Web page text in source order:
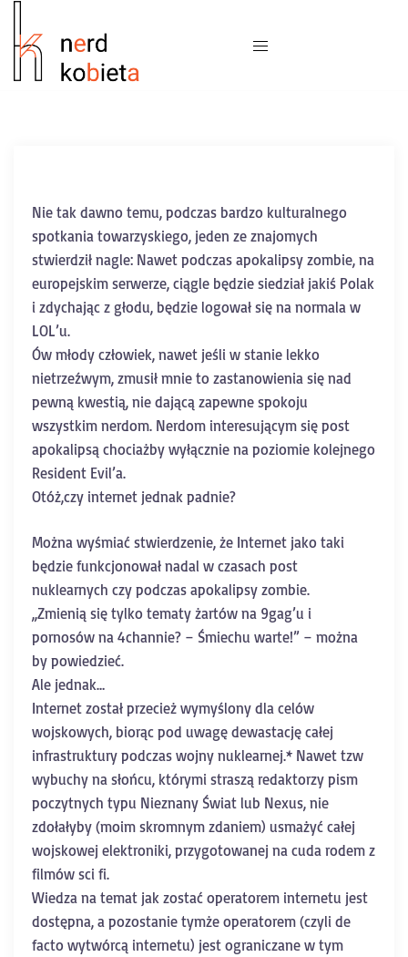
Nie tak dawno temu, podczas bardzo kulturalnego
spotkania towarzyskiego, jeden ze znajomych
stwierdził nagle: Nawet podczas apokalipsy zombie, na
europejskim serwerze, ciągle będzie siedział jakiś Polak
i zdychając z głodu, będzie logował się na normala w
LOL’u.
Ów młody człowiek, nawet jeśli w stanie lekko
nietrzeźwym, zmusił mnie to zastanowienia się nad
pewną kwestią, nie dającą zapewne spokoju
wszystkim nerdom. Nerdom interesującym się post
apokalipsą chociażby wyłącznie na poziomie kolejnego
Resident Evil’a.
Otóż,czy internet jednak padnie?
Można wyśmiać stwierdzenie, że Internet jako taki
będzie funkcjonował nadal w czasach post
nuklearnych czy podczas apokalipsy zombie.
,,Zmienią się tylko tematy żartów na 9gag’u i
pornosów na 4channie? – Śmiechu warte!” – można
by powiedzieć.
Ale jednak…
Internet został przecież wymyślony dla celów
wojskowych, biorąc pod uwagę dewastację całej
infrastruktury podczas wojny nuklearnej.* Nawet tzw
wybuchy na słońcu, którymi straszą redaktorzy pism
poczytnych typu Nieznany Świat lub Nexus, nie
zdołałyby (moim skromnym zdaniem) usmażyć całej
wojskowej elektroniki, przygotowanej na cuda rodem z
filmów sci fi.
Wiedza na temat jak zostać operatorem internetu jest
dostępna, a pozostanie tymże operatorem (czyli de
facto wytwórcą internetu) jest ograniczane w tym